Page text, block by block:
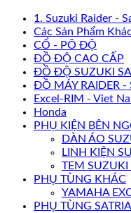
1. Suzuki Raider -
Các Sản Phẩm Khác
CỔ - PÔ ĐỘ
ĐỒ ĐỘ CAO CẤP
ĐỒ ĐỘ SUZUKI
ĐỒ MÁY RAIDER -
Excel-RIM - Viet
Honda
PHỤ KIỆN BÊN
DÀN ÁO
LINH KIỆN
TEM SUZUKI
PHỤ TÙNG KHÁC
YAMAHA
PHỤ TÙNG